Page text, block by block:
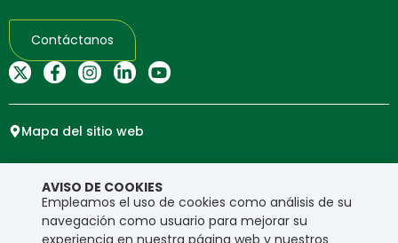
Contáctanos
Mapa del sitio web
Política de privacidad
AVISO DE COOKIES
Empleamos el uso de cookies como análisis de su
navegación como usuario para mejorar su
experiencia en nuestra página web y nuestros